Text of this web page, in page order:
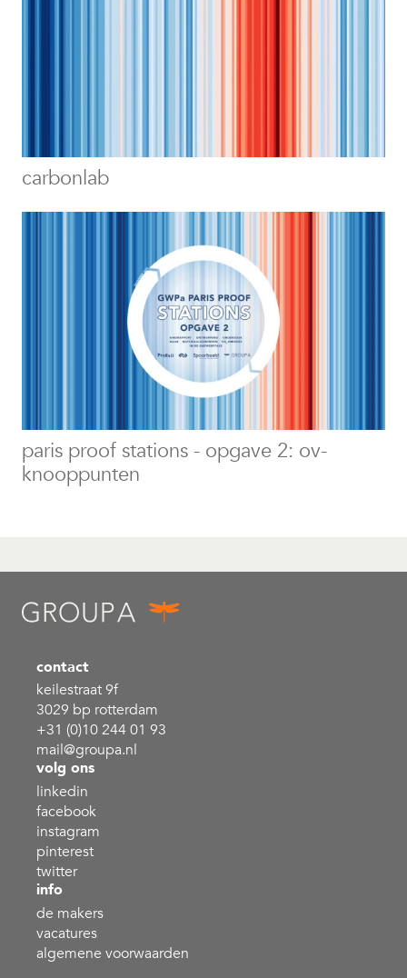
carbonlab
paris proof stations - opgave 2: ov-
knooppunten
contact
keilestraat 9f
3029 bp rotterdam
+31 (0)10 244 01 93
mail@groupa.nl
volg ons
linkedin
facebook
instagram
pinterest
twitter
info
de makers
vacatures
algemene voorwaarden